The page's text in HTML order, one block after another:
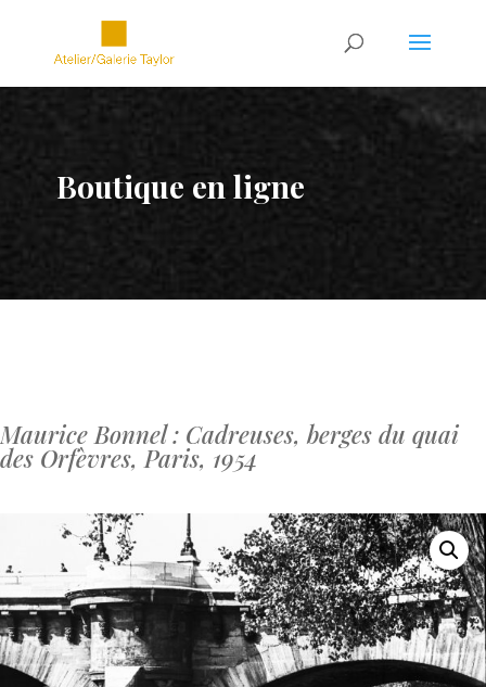
Boutique en ligne
Maurice Bonnel : Cadreuses, berges du quai
des Orfèvres, Paris, 1954